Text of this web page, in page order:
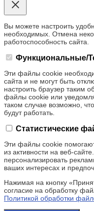
Вы можете настроить
необходимых. Отмена
работоспособность сайта.
Функциональные/
Эти файлы cookie
сайта и не могут быть
настроить браузер таким
файлы cookie или
таком случае возможно,
будут работать.
Статистические
Эти файлы cookie
из активности на веб-
персонализировать
ваших интересах и
Нажимая на кнопку
согласие на обработку
Политикой обработки